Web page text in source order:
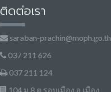
ติดต่อเรา
saraban-prachin@moph.go.th
037 211 626
037 211 124
104 ม.8 ต.รอบเมือง อ.เมือง